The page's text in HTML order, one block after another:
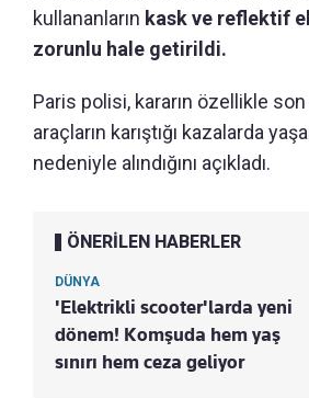
kullananların kask ve reflektif
zorunlu hale getirildi.
Paris polisi, kararın özellikle
araçların karıştığı kazalarda
nedeniyle alındığını açıkladı.
ÖNERİLEN HABERLER
DÜNYA
'Elektrikli scooter'larda yeni
dönem! Komşuda hem yaş
sınırı hem ceza geliyor